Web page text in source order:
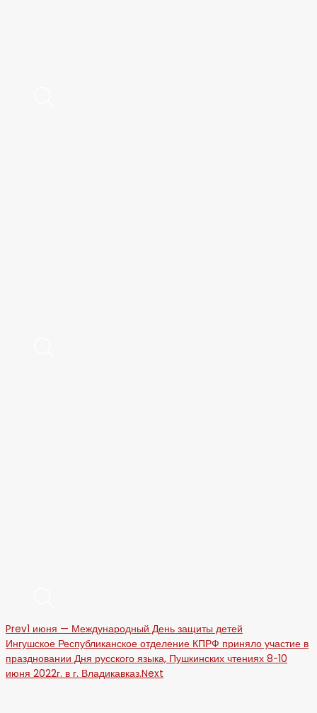
Prev1 июня — Международный День защиты детей
Ингушское Республиканское отделение КПРФ приняло участие в
праздновании Дня русского языка, Пушкинских чтениях 8-10
июня 2022г. в г. Владикавказ.Next